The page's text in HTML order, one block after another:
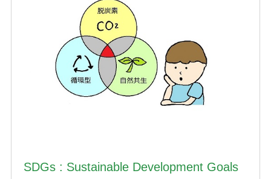
SDGs : Sustainable Development Goals